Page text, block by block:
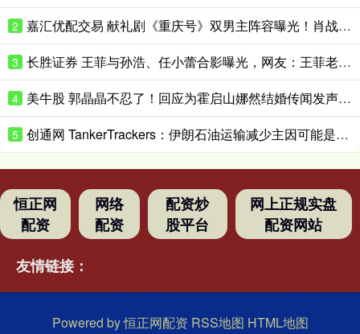
2 嘉汇优配交易 献礼剧《重庆号》双男主阵容曝光！肖战无缝衔接进组，搭档老顶流
3 长胜证券 王菲与孙浩、任小蕾合影曝光，网友：王菲老了，眼角下垂皱纹明显
4 美牛股 郭晶晶不忍了！回应为霍启山娜然结婚传闻发声之事，我们都被骗了
5 创通网 TankerTrackers：伊朗石油运输减少主因可能是泄漏事故 而非美国封锁
恒正网
配资
网络
配资
配资炒
股平台
网上正规实盘
配资网站
友情链接：
Powered by恒正网配资 RSS地图 HTML地图